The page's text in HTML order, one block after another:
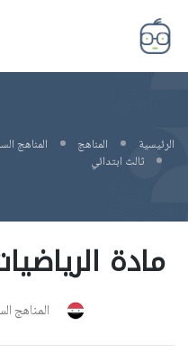
الرئيسية المناهج المناهج
ثالث ابتدائي
مادة
المناهج